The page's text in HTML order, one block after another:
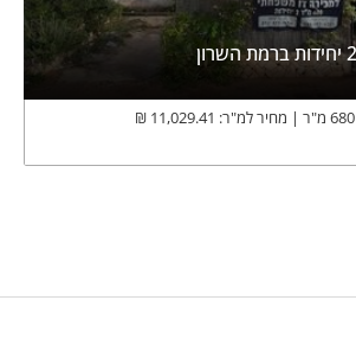
680 מ"ר מחיר למ"ר: 11,029.41
₪